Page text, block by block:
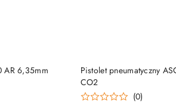
AR 6,35mm
Pistolet pneumatyczny
CO2
(0)
DO